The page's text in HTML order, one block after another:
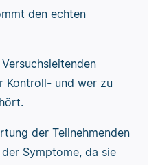
den echten
Kontroll- und wer zu
der Teilnehmenden
Symptome, da sie